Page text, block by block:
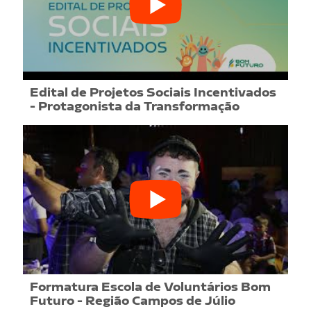
Edital de Projetos Sociais Incentivados
- Protagonista da Transformação
Formatura Escola de Voluntários Bom
Futuro - Região Campos de Júlio